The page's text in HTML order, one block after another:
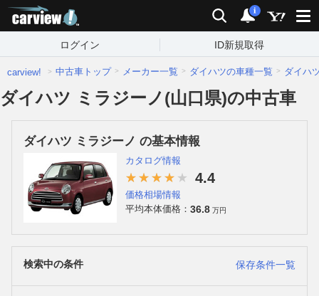
検索 通知
i
ログイン ID新規取得
carview! 中古車トップ メーカー一覧 ダイハツの車種一覧 ダイハ
ダイハツ ミラジーノ(山口県)の中古車
ダイハツ ミラジーノ の基本情報
カタログ情報
4.4
価格相場情報
平均本体価格： 36.8 万円
検索中の条件 保存条件一覧